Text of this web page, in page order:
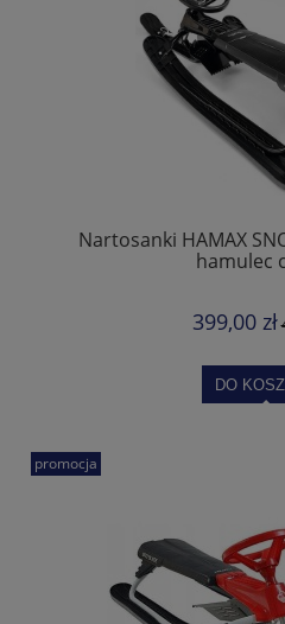
Nartosanki HAMAX
hamulec
399,00 zł
DO
promocja